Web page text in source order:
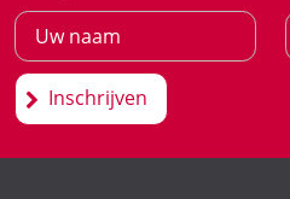
Inschrijven